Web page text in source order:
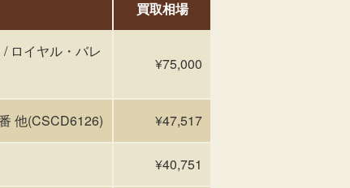
買取相場
ロイヤル・バレ
¥75,000
他(CSCD6126) ¥47,517
¥40,751